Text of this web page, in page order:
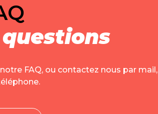
FAQ, ou contactez nous par mail,